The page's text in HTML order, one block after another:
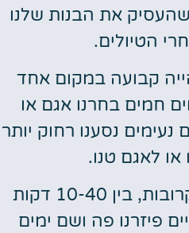
את הבנות שלנו
הטיולים.
קבועה במקום אחד
חמים בחרנו אגם או
נסענו רחוק יותר
לאגם טנו.
רוב האטרקציות היו קרובות, בין 10-40 דקות
פיזרנו פה ושם ימים